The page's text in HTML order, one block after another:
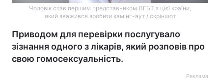
Чоловік став першим представником ЛГБТ з цієї країни,
який зважився зробити камінг-аут / скріншот
Приводом для перевірки послугувало
зізнання одного з лікарів, який розповів про
свою гомосексуальність.
Реклама